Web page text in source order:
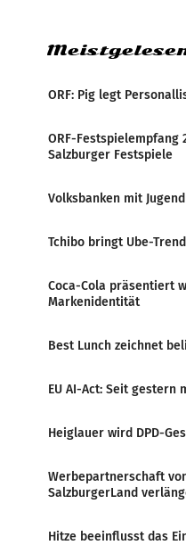
ORF: Pig legt
ORF-Festspielempfang
Salzburger Festspiele
Volksbanken mit
Tchibo bringt Ube-
Coca-Cola präsentiert
Markenidentität
Best Lunch zeichnet
EU AI-Act: Seit gestern
Heiglauer wird DPD-
Werbepartnerschaft
SalzburgerLand
Hitze beeinflusst das